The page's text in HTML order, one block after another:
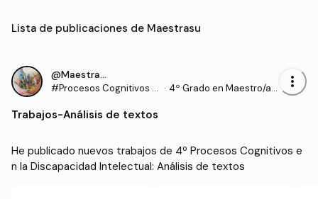
Lista de publicaciones de Maestrasu
@Maestrasu
#Procesos Cognitivos e
ctual
· 4º Grado en Maestro/a
more_vert
Trabajos-Análisis de textos
He publicado nuevos trabajos de 4º Procesos Cognitivos e
n la Discapacidad Intelectual: Análisis de textos